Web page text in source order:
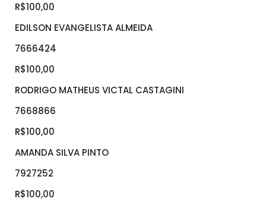
R$100,00
EDILSON EVANGELISTA ALMEIDA
7666424
R$100,00
RODRIGO MATHEUS VICTAL CASTAGINI
7668866
R$100,00
AMANDA SILVA PINTO
7927252
R$100,00